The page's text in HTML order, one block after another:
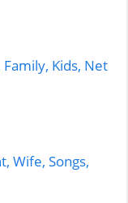
Kids, Net
Wife, Songs,